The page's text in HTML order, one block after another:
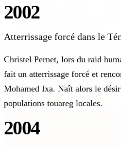
2002
Atterrissage forcé dans le
Christel Pernet, lors du raid
fait un atterrissage forcé et
Mohamed Ixa. Naît alors le
populations touareg locales.
2004